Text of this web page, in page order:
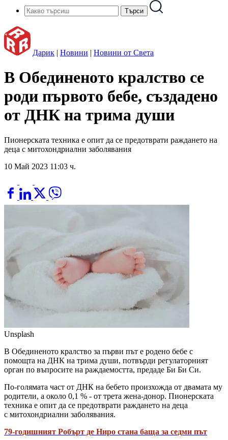
Дарик | Новини | Новини от Света
В Обединеното кралство се
роди първото бебе, създадено
от ДНК на трима души
Пионерската техника е опит да се предотврати раждането на
деца с митохондриални заболявания
10 Май 2023 11:03 ч.
Unsplash
В Обединеното кралство за първи път е родено бебе с
помощта на ДНК на трима души, потвърди регулаторният
орган по въпросите на раждаемостта, предаде Би Би Си.
По-голямата част от ДНК на бебето произхожда от двамата му
родители, а около 0,1 % - от трета жена-донор. Пионерската
техника е опит да се предотврати раждането на деца
с митохондриални заболявания.
79-годишният Робърт де Ниро стана баща за седми път